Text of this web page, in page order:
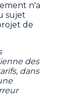
n'a
sujet
de
des
dans